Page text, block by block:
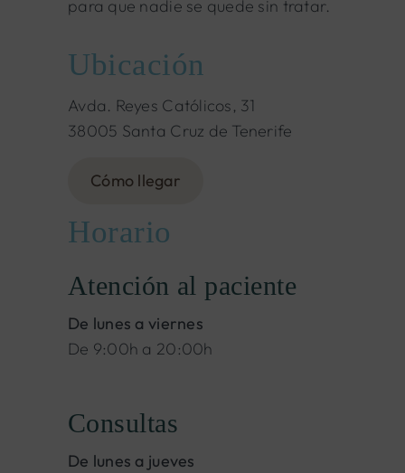
para que nadie se quede sin tratar.
Ubicación
Avda. Reyes Católicos, 31
38005 Santa Cruz de Tenerife
Cómo llegar
Horario
Atención al paciente
De lunes a viernes
De 9:00h a 20:00h
Consultas
De lunes a jueves